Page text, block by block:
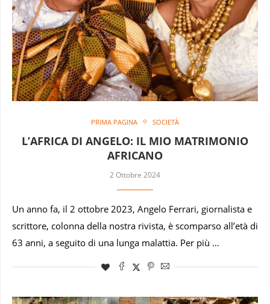
PRIMA PAGINA SOCIETÀ
L’AFRICA DI ANGELO: IL MIO MATRIMONIO
AFRICANO
2 Ottobre 2024
Un anno fa, il 2 ottobre 2023, Angelo Ferrari, giornalista e
scrittore, colonna della nostra rivista, è scomparso all’età di
63 anni, a seguito di una lunga malattia. Per più …